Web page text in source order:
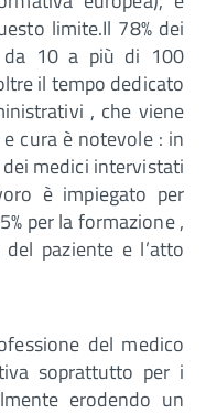
limite.Il 78% dei
da 10 a più di 100
il tempo dedicato
, che viene
cura è notevole : in
medici intervistati
è impiegato per
per la formazione ,
paziente e l’atto
del medico
soprattutto per i
erodendo un